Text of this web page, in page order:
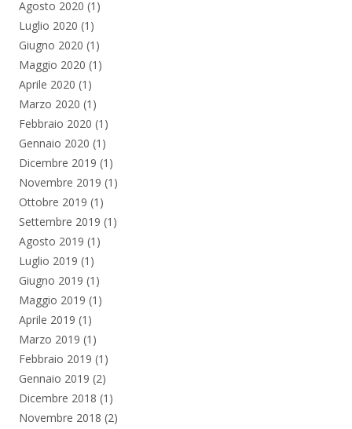
Agosto 2020 (1)
Luglio 2020 (1)
Giugno 2020 (1)
Maggio 2020 (1)
Aprile 2020 (1)
Marzo 2020 (1)
Febbraio 2020 (1)
Gennaio 2020 (1)
Dicembre 2019 (1)
Novembre 2019 (1)
Ottobre 2019 (1)
Settembre 2019 (1)
Agosto 2019 (1)
Luglio 2019 (1)
Giugno 2019 (1)
Maggio 2019 (1)
Aprile 2019 (1)
Marzo 2019 (1)
Febbraio 2019 (1)
Gennaio 2019 (2)
Dicembre 2018 (1)
Novembre 2018 (2)